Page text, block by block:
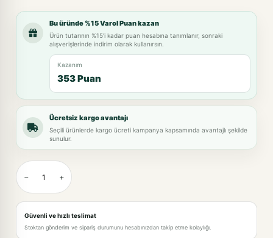
Bu üründe %15 Varol Puan kazan
Ürün tutarının %15'i kadar puan hesabına tanımlanır, sonraki
alışverişlerinde indirim olarak kullanırsın.
Kazanım
353 Puan
Ücretsiz kargo avantajı
Seçili ürünlerde kargo ücreti kampanya kapsamında avantajlı şekilde
sunulur.
− +
Güvenli ve hızlı teslimat
Stoktan gönderim ve sipariş durumunu hesabınızdan takip etme kolaylığı.